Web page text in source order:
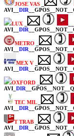
JOSE VAS
AVI__ DIR
LUX
AVI__ DIR
METRO
AVI__ DIR
MEX V
AVI__ DIR
OXFORD
AVI_ DIR
TEC MIL
AVI__ DIR
T TRAB
AVI__ DIR